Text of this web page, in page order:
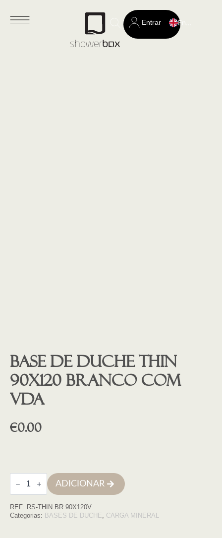
Search
for:
Entrar
Base de duche THIN
90X120 BRANCO COM
VDA
€0.00
Quantidade
de
Base
duche
THIN
ADICIONAR
REF: RS-THIN.BR.90X120V
Categorias: BASES DE DUCHE, CARGA MINERAL